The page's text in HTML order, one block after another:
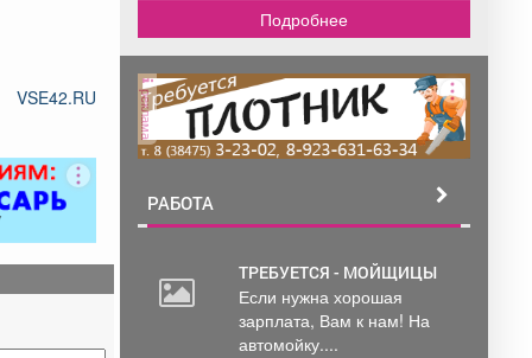
VSE42.RU
Подробнее
реклама
РАБОТА
ТРЕБУЕТСЯ - МОЙЩИЦЫ
Если нужна хорошая
зарплата, Вам к нам! На
автомойку....